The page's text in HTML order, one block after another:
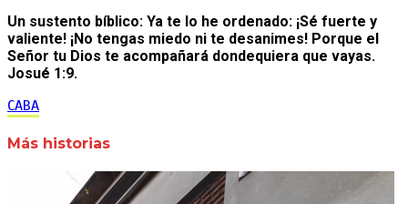
Un sustento bíblico: Ya te lo he ordenado: ¡Sé fuerte y
valiente! ¡No tengas miedo ni te desanimes! Porque el
Señor tu Dios te acompañará dondequiera que vayas.
Josué 1:9.
CABA
Más historias